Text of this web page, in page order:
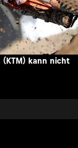
kann nicht